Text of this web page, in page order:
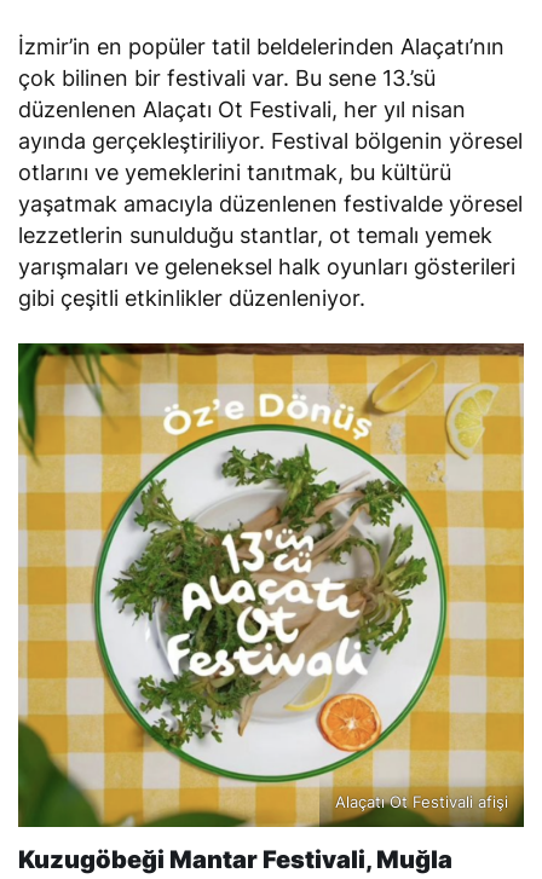
İzmir’in en popüler tatil beldelerinden Alaçatı’nın
çok bilinen bir festivali var. Bu sene 13.’sü
düzenlenen Alaçatı Ot Festivali, her yıl nisan
ayında gerçekleştiriliyor. Festival bölgenin yöresel
otlarını ve yemeklerini tanıtmak, bu kültürü
yaşatmak amacıyla düzenlenen festivalde yöresel
lezzetlerin sunulduğu stantlar, ot temalı yemek
yarışmaları ve geleneksel halk oyunları gösterileri
gibi çeşitli etkinlikler düzenleniyor.
Alaçatı Ot Festivali afişi
Kuzugöbeği Mantar Festivali, Muğla